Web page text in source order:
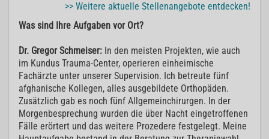
>> Weitere aktuelle Stellenangebote entdecken!
Was sind Ihre Aufgaben vor Ort?
Dr. Gregor Schmeiser: In den meisten Projekten, wie auch
im Kundus Trauma-Center, operieren einheimische
Fachärzte unter unserer Supervision. Ich betreute fünf
afghanische Kollegen, alles ausgebildete Orthopäden.
Zusätzlich gab es noch fünf Allgemeinchirurgen. In der
Morgenbesprechung wurden die über Nacht eingetroffenen
Fälle erörtert und das weitere Prozedere festgelegt. Meine